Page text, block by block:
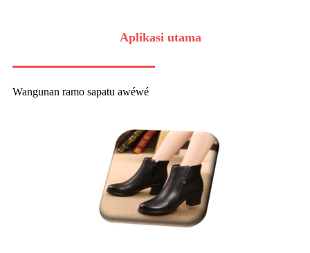
Aplikasi utama
Wangunan ramo sapatu awéwé